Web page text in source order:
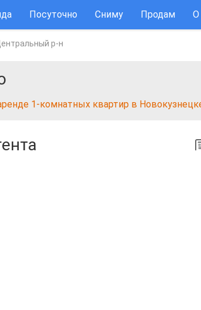
Посуточно Сниму Продам О
Центральный р-н
1-комнатных квартир в